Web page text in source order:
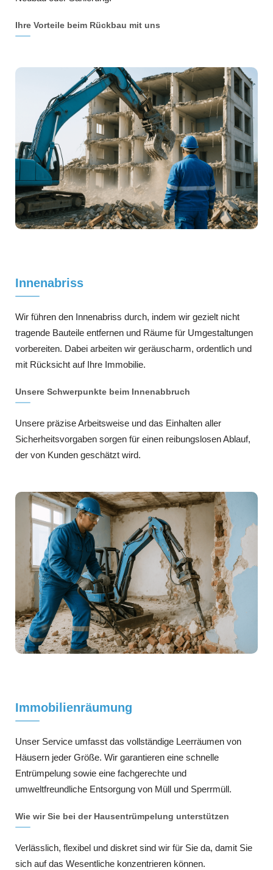
Ihre Vorteile beim Rückbau mit uns
Innenabriss
Wir führen den Innenabriss durch, indem wir gezielt nicht
tragende Bauteile entfernen und Räume für Umgestaltungen
vorbereiten. Dabei arbeiten wir geräuscharm, ordentlich und
mit Rücksicht auf Ihre Immobilie.
Unsere Schwerpunkte beim Innenabbruch
Unsere präzise Arbeitsweise und das Einhalten aller
Sicherheitsvorgaben sorgen für einen reibungslosen Ablauf,
der von Kunden geschätzt wird.
Immobilienräumung
Unser Service umfasst das vollständige Leerräumen von
Häusern jeder Größe. Wir garantieren eine schnelle
Entrümpelung sowie eine fachgerechte und
umweltfreundliche Entsorgung von Müll und Sperrmüll.
Wie wir Sie bei der Hausentrümpelung unterstützen
Verlässlich, flexibel und diskret sind wir für Sie da, damit Sie
sich auf das Wesentliche konzentrieren können.